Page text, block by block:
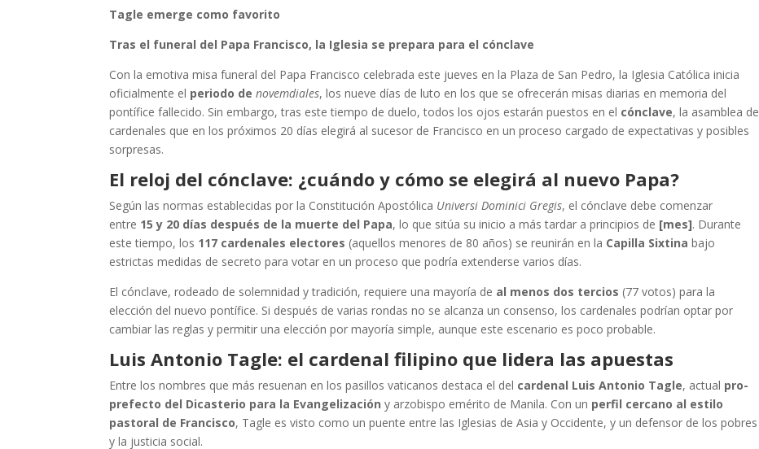
Tagle emerge como favorito
Tras el funeral del Papa Francisco, la Iglesia se prepara para el cónclave
Con la emotiva misa funeral del Papa Francisco celebrada este jueves en la Plaza de San Pedro, la Iglesia Católica inicia
oficialmente el periodo denovemdiales, los nueve días de luto en los que se ofrecerán misas diarias en memoria del
pontífice fallecido. Sin embargo, tras este tiempo de duelo, todos los ojos estarán puestos en el cónclave, la asamblea de
cardenales que en los próximos 20 días elegirá al sucesor de Francisco en un proceso cargado de expectativas y posibles
sorpresas.
El reloj del cónclave: ¿cuándo y cómo se elegirá al nuevo Papa?
Según las normas establecidas por la Constitución Apostólica Universi Dominici Gregis, el cónclave debe comenzar
entre 15 y 20 días después de la muerte del Papa, lo que sitúa su inicio a más tardar a principios de [mes]. Durante
este tiempo, los 117 cardenales electores (aquellos menores de 80 años) se reunirán en la Capilla Sixtina bajo
estrictas medidas de secreto para votar en un proceso que podría extenderse varios días.
El cónclave, rodeado de solemnidad y tradición, requiere una mayoría de al menos dos tercios (77 votos) para la
elección del nuevo pontífice. Si después de varias rondas no se alcanza un consenso, los cardenales podrían optar por
cambiar las reglas y permitir una elección por mayoría simple, aunque este escenario es poco probable.
Luis Antonio Tagle: el cardenal filipino que lidera las apuestas
Entre los nombres que más resuenan en los pasillos vaticanos destaca el del cardenal Luis Antonio Tagle, actual pro-
prefecto del Dicasterio para la Evangelización y arzobispo emérito de Manila. Con un perfil cercano al estilo
pastoral de Francisco, Tagle es visto como un puente entre las Iglesias de Asia y Occidente, y un defensor de los pobres
y la justicia social.